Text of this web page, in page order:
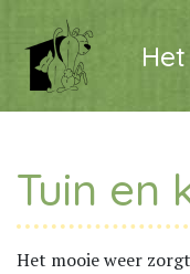
Tuin en
Het mooie weer